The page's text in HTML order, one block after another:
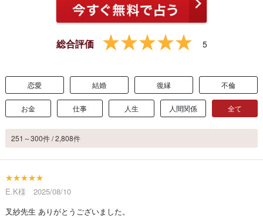
総合評価 5
恋愛 結婚 復縁 不倫
お金 仕事 人生 人間関係 全て
251～300件 / 2,808件
★★★★★
E.K様 2025/08/10
叉紗先生 ありがとうございました。